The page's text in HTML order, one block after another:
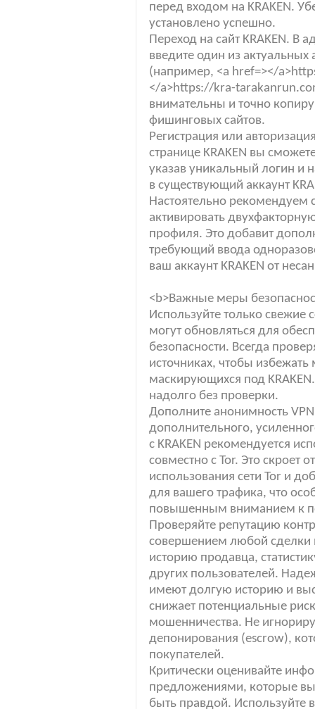
перед входом на KRAKEN.
установлено успешно.
Переход на сайт KRAKEN. В
введите один из
(например, <a href=></
</a>https://kra-
внимательны и точно
фишинговых сайтов.
Регистрация или
странице KRAKEN вы
указав уникальный логин
в существующий аккаунт
Настоятельно рекомендуем
активировать
профиля. Это добавит
требующий ввода
ваш аккаунт KRAKEN от
<b>Важные меры
Используйте только свежие
могут обновляться для
безопасности. Всегда
источниках, чтобы
маскирующихся под
надолго без проверки.
Дополните анонимность
дополнительного,
с KRAKEN рекомендуется
совместно с Tor. Это скроет
использования сети Tor и
для вашего трафика, что
повышенным вниманием к
Проверяйте репутацию
совершением любой сделки
историю продавца,
других пользователей.
имеют долгую историю и
снижает потенциальные
мошенничества. Не
депонирования (escrow),
покупателей.
Критически оценивайте
предложениями, которые
быть правдой. Используйте